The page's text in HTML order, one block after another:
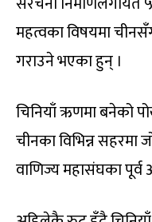
महत्वका विषयमा
गराउने भएका हुन् ।
चिनियाँ ऋणमा बनेको
चीनका विभिन्न सहरमा
वाणिज्य महासंघका पूर्व